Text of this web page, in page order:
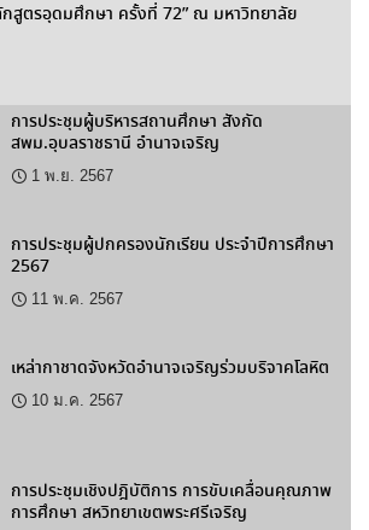
สูตรอุดมศึกษา ครั้งที่ 72” ณ มหาวิทยาลัย
การประชุมผู้บริหารสถานศึกษา สังกัด
สพม.อุบลราชธานี อำนาจเจริญ
1 พ.ย. 2567
การประชุมผู้ปกครองนักเรียน ประจำปีการศึกษา
2567
11 พ.ค. 2567
เหล่ากาชาดจังหวัดอำนาจเจริญร่วมบริจาคโลหิต
10 ม.ค. 2567
การประชุมเชิงปฎิบัติการ การขับเคลื่อนคุณภาพ
การศึกษา สหวิทยาเขตพระศรีเจริญ